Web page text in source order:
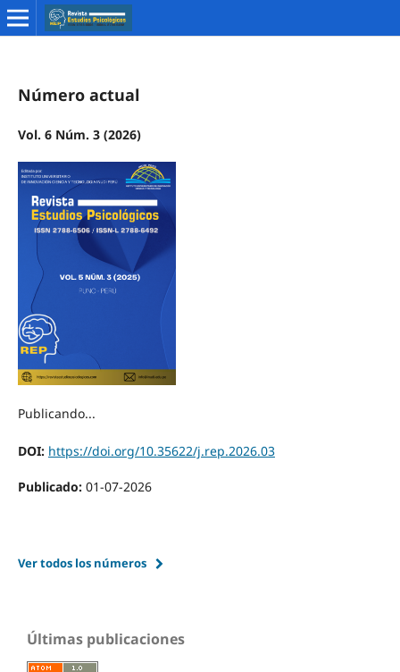
Número actual
Vol. 6 Núm. 3 (2026)
Publicando...
DOI: https://doi.org/10.35622/j.rep.2026.03
Publicado: 01-07-2026
Ver todos los números
Últimas publicaciones